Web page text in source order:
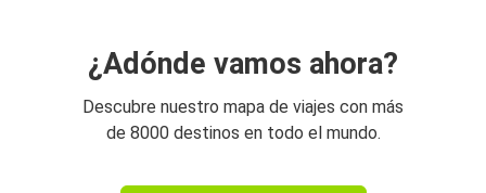
¿Adónde vamos ahora?
Descubre nuestro mapa de viajes con más
de 8000 destinos en todo el mundo.